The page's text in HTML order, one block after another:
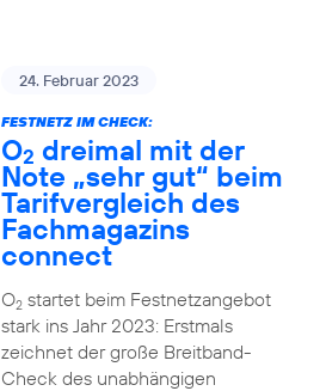
24. Februar 2023
FESTNETZ IM CHECK:
O2 dreimal mit der
Note „sehr gut“ beim
Tarifvergleich des
Fachmagazins
connect
O2startet beim Festnetzangebot
stark ins Jahr 2023: Erstmals
zeichnet der große Breitband-
Check des unabhängigen